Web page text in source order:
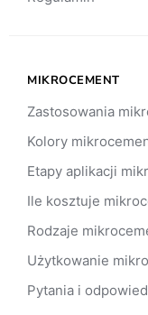
MIKROCEMENT
Zastosowania
Kolory
Etapy aplikacji
Ile kosztuje
Rodzaje
Użytkowanie
Pytania i